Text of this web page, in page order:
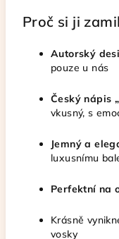
Proč si ji
Autorský
pouze u nás
Český nápis
vkusný, s
Jemný a
luxusnímu
Perfektní na
Krásně
vosky